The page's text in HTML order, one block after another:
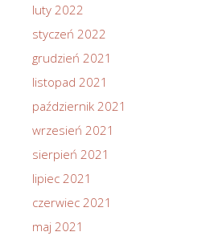
luty 2022
styczeń 2022
grudzień 2021
listopad 2021
październik 2021
wrzesień 2021
sierpień 2021
lipiec 2021
czerwiec 2021
maj 2021